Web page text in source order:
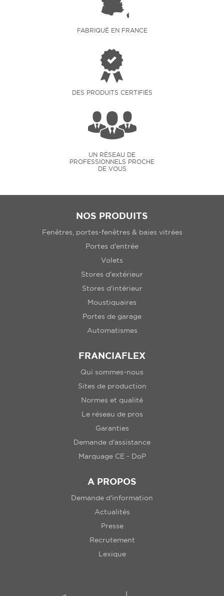
FABRIQUÉ EN FRANCE
DES PRODUITS CERTIFIÉS
UN RÉSEAU DE
PROFESSIONNELS PROCHE
DE VOUS
NOS PRODUITS
Fenêtres, portes-fenêtres & baies vitrées
Portes d'entrée
Volets
Stores d'extérieur
Stores d'intérieur
Moustiquaires
Portes de garage
Automatismes
FRANCIAFLEX
Qui sommes-nous
Sites de production
Normes et qualité
Le réseau de pros
Garanties
Demande d'assistance
Marquage CE - DoP
A PROPOS
Demande d'information
Actualités
Presse
Recrutement
Lexique